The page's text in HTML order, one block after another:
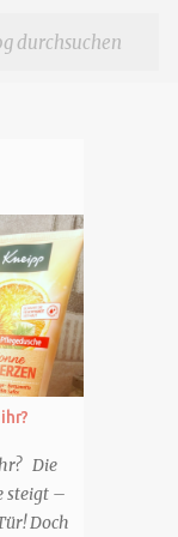
Die
steigt –
Doch